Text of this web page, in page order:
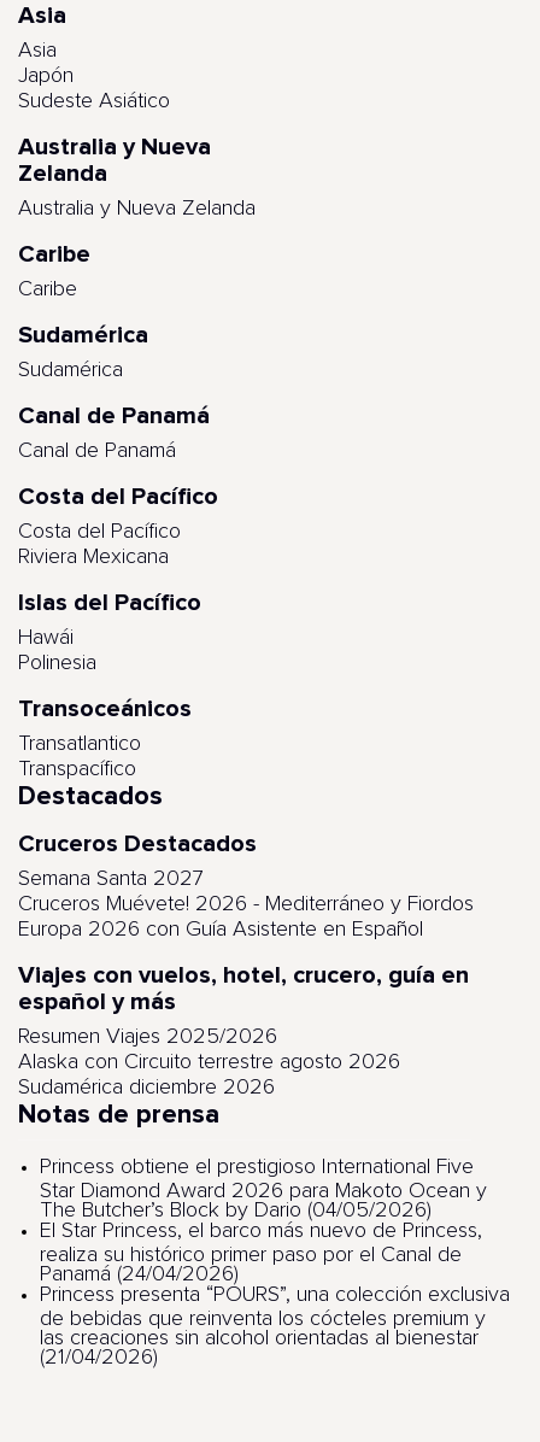
Asia
Asia
Japón
Sudeste Asiático
Australia y Nueva
Zelanda
Australia y Nueva Zelanda
Caribe
Caribe
Sudamérica
Sudamérica
Canal de Panamá
Canal de Panamá
Costa del Pacífico
Costa del Pacífico
Riviera Mexicana
Islas del Pacífico
Hawái
Polinesia
Transoceánicos
Transatlantico
Transpacífico
Destacados
Cruceros Destacados
Semana Santa 2027
Cruceros Muévete! 2026 - Mediterráneo y Fiordos
Europa 2026 con Guía Asistente en Español
Viajes con vuelos, hotel, crucero, guía en
español y más
Resumen Viajes 2025/2026
Alaska con Circuito terrestre agosto 2026
Sudamérica diciembre 2026
Notas de prensa
Princess obtiene el prestigioso International Five
Star Diamond Award 2026 para Makoto Ocean y
The Butcher’s Block by Dario (04/05/2026)
El Star Princess, el barco más nuevo de Princess,
realiza su histórico primer paso por el Canal de
Panamá (24/04/2026)
Princess presenta “POURS”, una colección exclusiva
de bebidas que reinventa los cócteles premium y
las creaciones sin alcohol orientadas al bienestar
(21/04/2026)